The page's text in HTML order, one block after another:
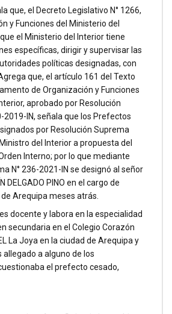
que, el Decreto Legislativo N° 1266,
y Funciones del Ministerio del
el Ministerio del Interior tiene
específicas, dirigir y supervisar las
políticas designadas, con
que, el artículo 161 del Texto
de Organización y Funciones
aprobado por Resolución
2019-IN, señala que los Prefectos
por Resolución Suprema
del Interior a propuesta del
Interno; por lo que mediante
N° 236-2021-IN se designó al señor
DELGADO PINO en el cargo de
Arequipa meses atrás.
docente y labora en la especialidad
secundaria en el Colegio Corazón
La Joya en la ciudad de Arequipa y
allegado a alguno de los
el prefecto cesado,